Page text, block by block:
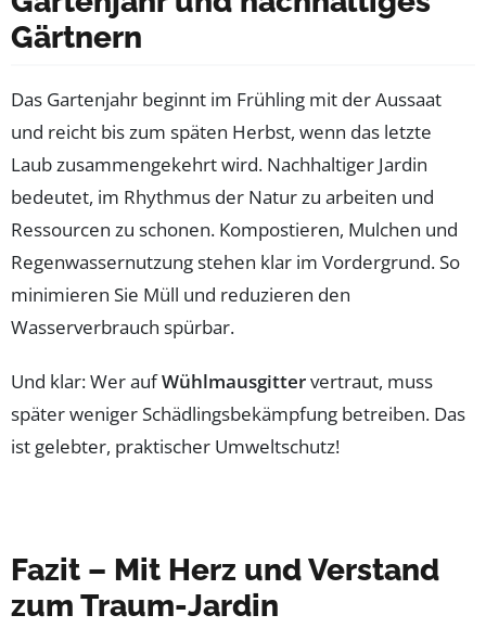
Gärtnern
Das Gartenjahr beginnt im Frühling mit der Aussaat
und reicht bis zum späten Herbst, wenn das letzte
Laub zusammengekehrt wird. Nachhaltiger Jardin
bedeutet, im Rhythmus der Natur zu arbeiten und
Ressourcen zu schonen. Kompostieren, Mulchen und
Regenwassernutzung stehen klar im Vordergrund. So
minimieren Sie Müll und reduzieren den
Wasserverbrauch spürbar.
Und klar: Wer aufWühlmausgittervertraut, muss
später weniger Schädlingsbekämpfung betreiben. Das
ist gelebter, praktischer Umweltschutz!
Fazit – Mit Herz und Verstand
zum Traum-Jardin